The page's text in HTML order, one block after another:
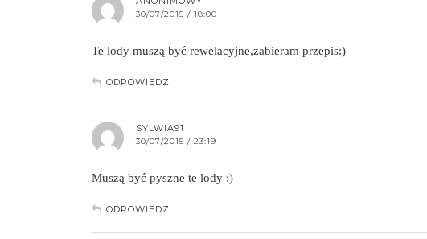
30/07/2015 / 18:00
Te lody muszą być rewelacyjne,zabieram przepis:)
ODPOWIEDZ
SYLWIA91
30/07/2015 / 23:19
Muszą być pyszne te lody :)
ODPOWIEDZ